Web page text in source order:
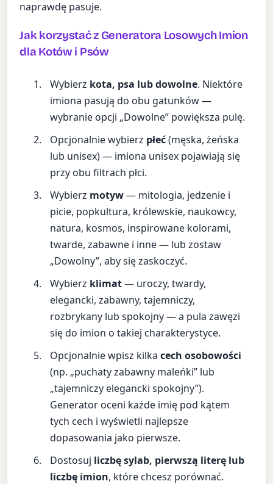
naprawdę pasuje.
Jak korzystać z Generatora Losowych Imion
dla Kotów i Psów
Wybierz kota, psa lub dowolne. Niektóre
imiona pasują do obu gatunków —
wybranie opcji „Dowolne” powiększa pulę.
Opcjonalnie wybierz płeć(męska, żeńska
lub unisex) — imiona unisex pojawiają się
przy obu filtrach płci.
Wybierz motyw— mitologia, jedzenie i
picie, popkultura, królewskie, naukowcy,
natura, kosmos, inspirowane kolorami,
twarde, zabawne i inne — lub zostaw
„Dowolny”, aby się zaskoczyć.
Wybierz klimat— uroczy, twardy,
elegancki, zabawny, tajemniczy,
rozbrykany lub spokojny — a pula zawęzi
się do imion o takiej charakterystyce.
Opcjonalnie wpisz kilkacech osobowości
(np. „puchaty zabawny maleńki” lub
„tajemniczy elegancki spokojny”).
Generator oceni każde imię pod kątem
tych cech i wyświetli najlepsze
dopasowania jako pierwsze.
Dostosuj liczbę sylab, pierwszą literę lub
liczbę imion, które chcesz porównać.